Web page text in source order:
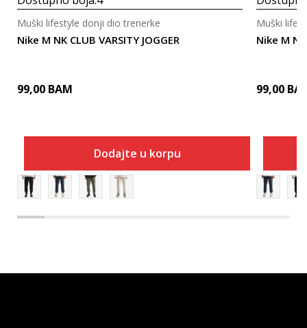
Nike M NK CLUB VARSITY JOGGER
Muški lifestyle donji dio trenerke
99,00 BAM
Dodajte u korpu
Nike M NK
Muški
99,00